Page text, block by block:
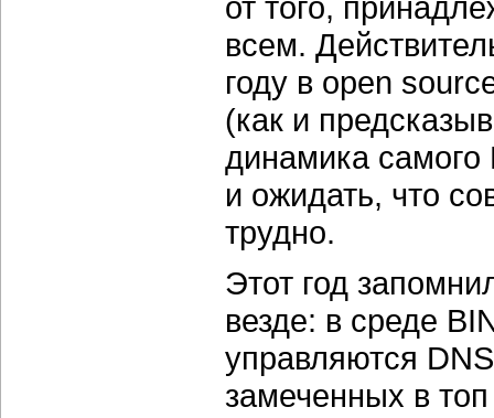
всем.
году в open
(как и
динамика самого
и ожидать, что
трудно.
Этот год
везде: в среде
управляются
замеченных в